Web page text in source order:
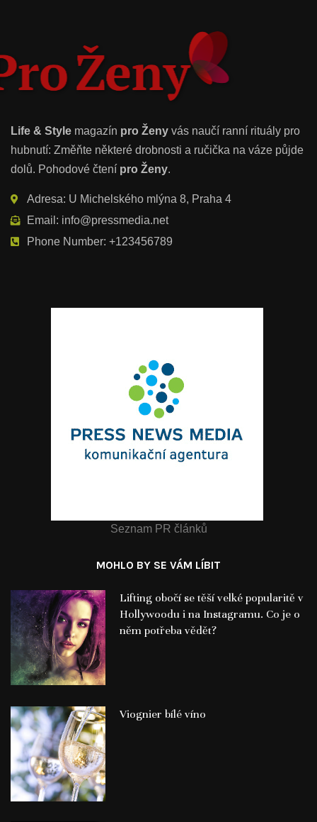
Life & Style magazín pro Ženy vás naučí ranní rituály pro
hubnutí: Změňte některé drobnosti a ručička na váze půjde
dolů. Pohodové čtení pro Ženy.
Adresa: U Michelského mlýna 8, Praha 4
Email: info@pressmedia.net
Phone Number: +123456789
Seznam PR článků
MOHLO BY SE VÁM LÍBIT
Lifting obočí se těší velké popularitě v
Hollywoodu i na Instagramu. Co je o
něm potřeba vědět?
Viognier bílé víno